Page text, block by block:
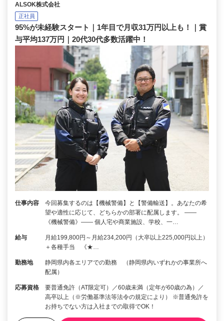
ALSOK株式会社
正社員
95%が未経験スタート｜1年目で月収31万円以上も！｜賞
与平均137万円｜20代30代多数活躍中！
仕事内容
今回募集するのは【機械警備】と【警備輸送】。あなたの希
望や適性に応じて、どちらかの部署に配属します。 ――
《機械警備》―― 個人宅や商業施設、学校、一…
給与
月給199,800円～月給234,200円（大卒以上225,000円以上）
＋各種手当 《★…
勤務地
静岡県内各エリアでの勤務 （静岡県内いずれかの事業所へ
配属）
応募資格
要普通免許（AT限定可）／60歳未満（定年が60歳の為）／
高卒以上（※労働基準法等法令の規定により） ※普通免許を
お持ちでない方は入社までの取得でOK！